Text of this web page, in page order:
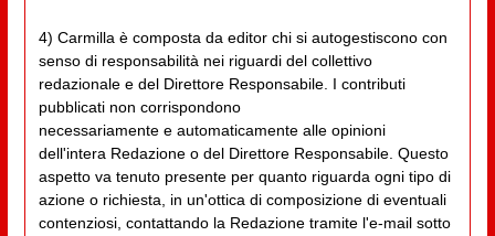
4) Carmilla è composta da editor chi si autogestiscono con
senso di responsabilità nei riguardi del collettivo
redazionale e del Direttore Responsabile. I contributi
pubblicati non corrispondono
necessariamente e automaticamente alle opinioni
dell'intera Redazione o del Direttore Responsabile. Questo
aspetto va tenuto presente per quanto riguarda ogni tipo di
azione o richiesta, in un'ottica di composizione di eventuali
contenziosi, contattando la Redazione tramite l'e-mail sotto